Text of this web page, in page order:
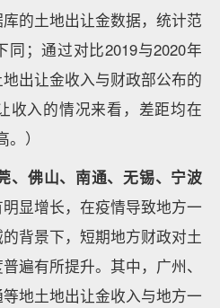
的土地出让金数据，统计范
；通过对比2019与2020年
出让金收入与财政部公布的
收入的情况来看，差距均在
）
、佛山、南通、无锡、宁波
显增长，在疫情导致地方一
背景下，短期地方财政对土
遍有所提升。其中，广州、
地土地出让金收入与地方一